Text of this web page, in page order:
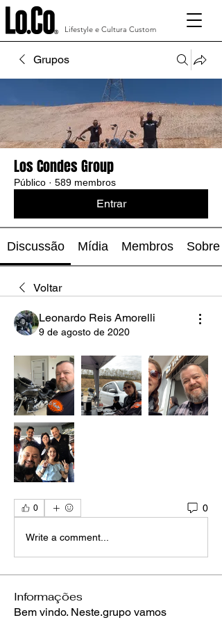
Lifestyle e Cultura Custom
Grupos
Los Condes Group
Público · 589 membros
Entrar
Discussão Mídia Membros Sobre
Voltar
Leonardo Reis Amorelli
9 de agosto de 2020
0 0
Write a comment...
Informações
Bem vindo. Neste.grupo vamos